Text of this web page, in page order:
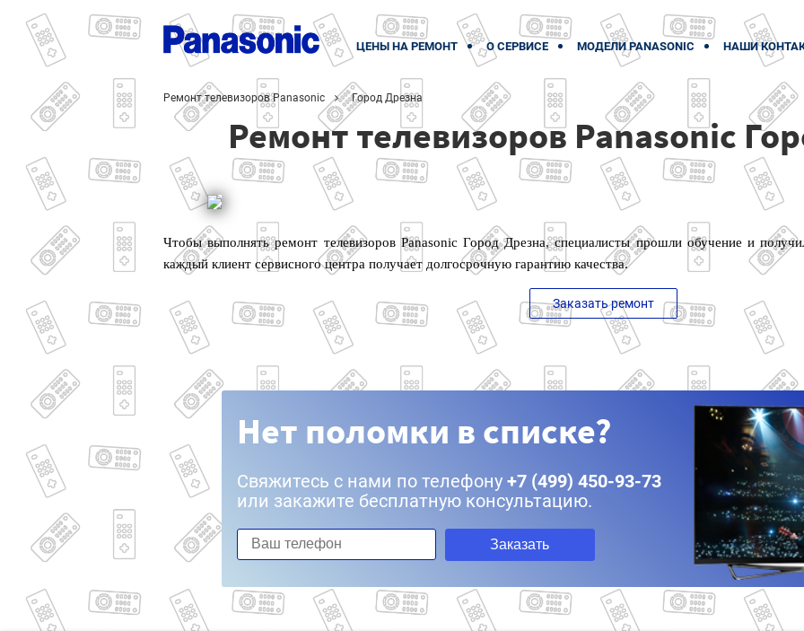
ЦЕНЫ НА РЕМОНТ О СЕРВИСЕ МОДЕЛИ PANASONIC НАШИ
Ремонт телевизоров Panasonic Город Дрезна
Ремонт телевизоров Panasonic
Чтобы выполнять ремонт телевизоров Panasonic Город Дрезна, специалисты прошли обучение и
каждый клиент сервисного центра получает долгосрочную гарантию качества.
Заказать ремонт
Нет поломки в списке?
Свяжитесь с нами по телефону +7 (499) 450-93-73
или закажите бесплатную консультацию.
Заказать